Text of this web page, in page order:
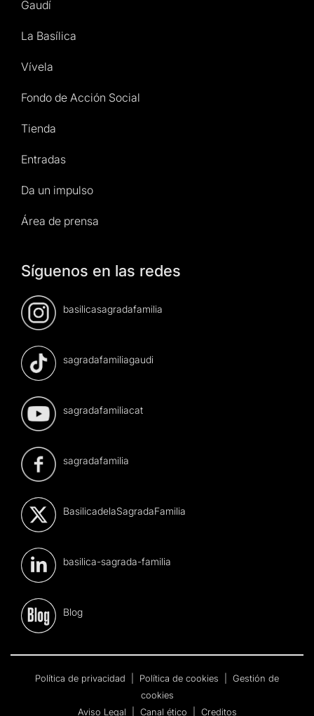
Gaudí
La Basílica
Vívela
Fondo de Acción Social
Tienda
Entradas
Da un impulso
Área de prensa
Síguenos en las redes
basilicasagradafamilia
sagradafamiliagaudi
sagradafamiliacat
sagradafamilia
BasilicadelaSagradaFamilia
basilica-sagrada-familia
Blog
Política de privacidad Política de cookies
Gestión de
cookies
Aviso Legal
Canal ético Creditos